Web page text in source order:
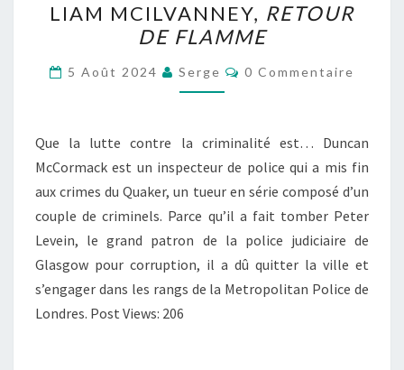
MCILVANNEY,
RETOUR
DE
FLAMME
LIAM MCILVANNEY, RETOUR
DE FLAMME
5 Août 2024 Serge Commentaires
0 Commentaire
Que la lutte contre la criminalité est… Duncan
McCormack est un inspecteur de police qui a mis fin
aux crimes du Quaker, un tueur en série composé d’un
couple de criminels. Parce qu’il a fait tomber Peter
Levein, le grand patron de la police judiciaire de
Glasgow pour corruption, il a dû quitter la ville et
s’engager dans les rangs de la Metropolitan Police de
Londres. Post Views: 206